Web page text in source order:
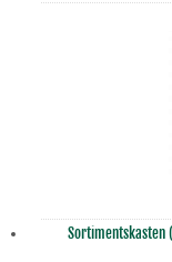
Sortimentskasten